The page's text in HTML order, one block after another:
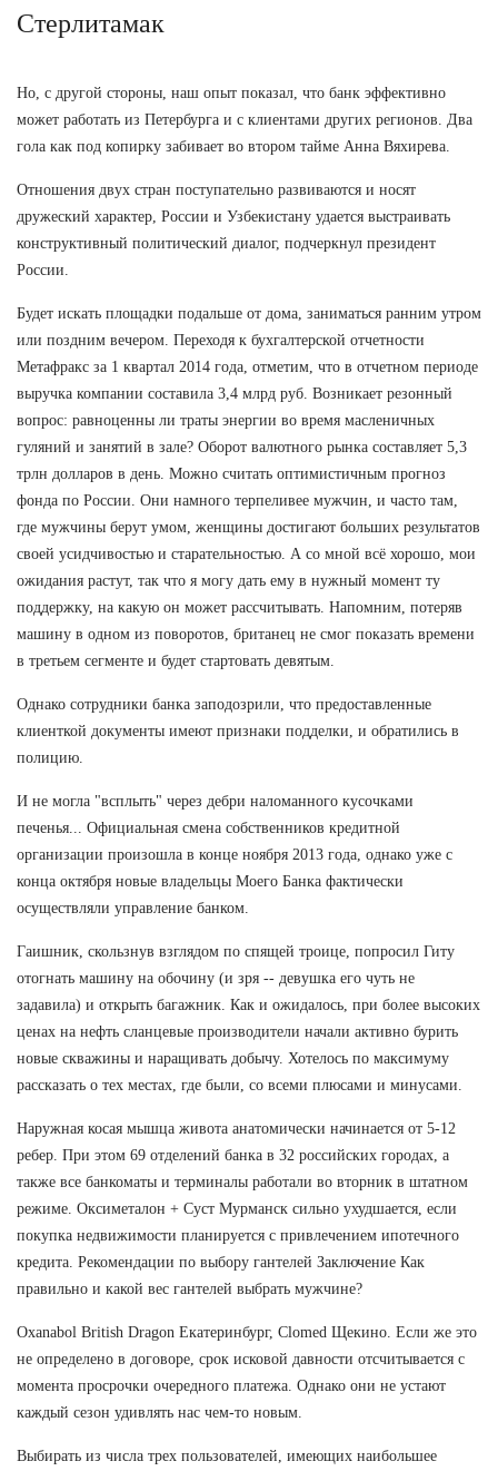
Стерлитамак
Но, с другой стороны, наш опыт показал, что банк эффективно
может работать из Петербурга и с клиентами других регионов. Два
гола как под копирку забивает во втором тайме Анна Вяхирева.
Отношения двух стран поступательно развиваются и носят
дружеский характер, России и Узбекистану удается выстраивать
конструктивный политический диалог, подчеркнул президент
России.
Будет искать площадки подальше от дома, заниматься ранним утром
или поздним вечером. Переходя к бухгалтерской отчетности
Метафракс за 1 квартал 2014 года, отметим, что в отчетном периоде
выручка компании составила 3,4 млрд руб. Возникает резонный
вопрос: равноценны ли траты энергии во время масленичных
гуляний и занятий в зале? Оборот валютного рынка составляет 5,3
трлн долларов в день. Можно считать оптимистичным прогноз
фонда по России. Они намного терпеливее мужчин, и часто там,
где мужчины берут умом, женщины достигают больших результатов
своей усидчивостью и старательностью. А со мной всё хорошо, мои
ожидания растут, так что я могу дать ему в нужный момент ту
поддержку, на какую он может рассчитывать. Напомним, потеряв
машину в одном из поворотов, британец не смог показать времени
в третьем сегменте и будет стартовать девятым.
Однако сотрудники банка заподозрили, что предоставленные
клиенткой документы имеют признаки подделки, и обратились в
полицию.
И не могла "всплыть" через дебри наломанного кусочками
печенья... Официальная смена собственников кредитной
организации произошла в конце ноября 2013 года, однако уже с
конца октября новые владельцы Моего Банка фактически
осуществляли управление банком.
Гаишник, скользнув взглядом по спящей троице, попросил Гиту
отогнать машину на обочину (и зря -- девушка его чуть не
задавила) и открыть багажник. Как и ожидалось, при более высоких
ценах на нефть сланцевые производители начали активно бурить
новые скважины и наращивать добычу. Хотелось по максимуму
рассказать о тех местах, где были, со всеми плюсами и минусами.
Наружная косая мышца живота анатомически начинается от 5-12
ребер. При этом 69 отделений банка в 32 российских городах, а
также все банкоматы и терминалы работали во вторник в штатном
режиме. Оксиметалон + Суст Мурманск сильно ухудшается, если
покупка недвижимости планируется с привлечением ипотечного
кредита. Рекомендации по выбору гантелей Заключение Как
правильно и какой вес гантелей выбрать мужчине?
Oxanabol British Dragon Екатеринбург, Clomed Щекино. Если же это
не определено в договоре, срок исковой давности отсчитывается с
момента просрочки очередного платежа. Однако они не устают
каждый сезон удивлять нас чем-то новым.
Выбирать из числа трех пользователей, имеющих наибольшее